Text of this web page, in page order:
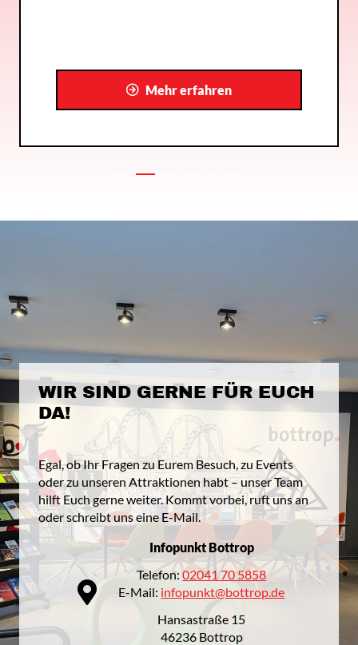
Mehr erfahren
WIR SIND GERNE FÜR EUCH
DA!
Egal, ob Ihr Fragen zu Eurem Besuch, zu Events
oder zu unseren Attraktionen habt – unser Team
hilft Euch gerne weiter. Kommt vorbei, ruft uns an
oder schreibt uns eine E-Mail.
Infopunkt Bottrop
Telefon:02041 70 5858
E-Mail: infopunkt@bottrop.de
Hansastraße 15
46236 Bottrop